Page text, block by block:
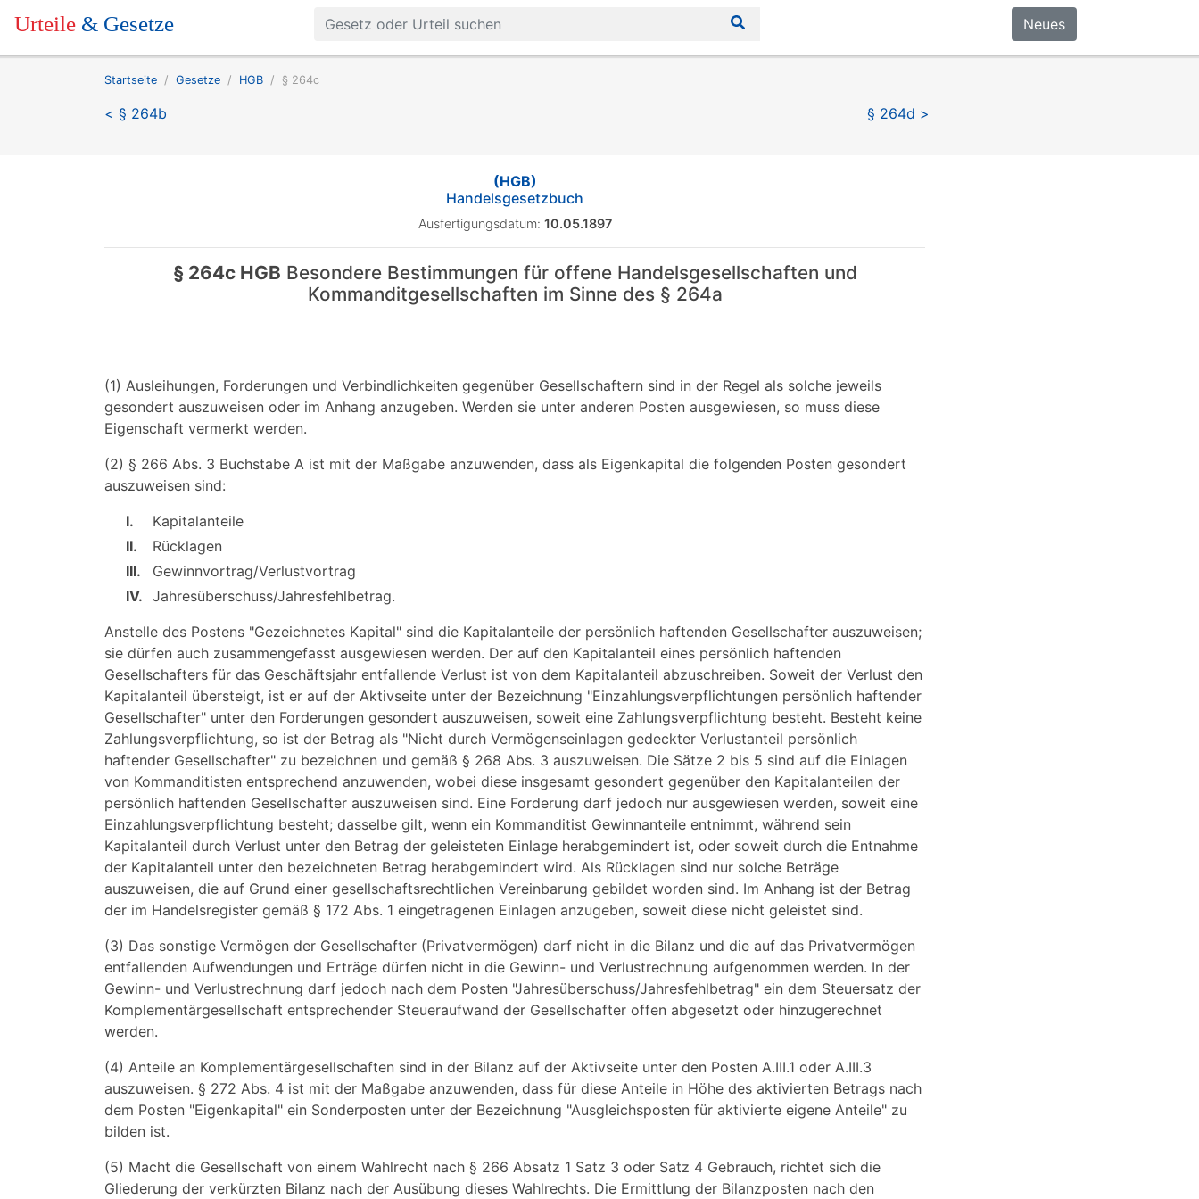
Urteile & Gesetze Neues
Startseite Gesetze HGB § 264c
< § 264b § 264d >
(HGB)
Handelsgesetzbuch
Ausfertigungsdatum: 10.05.1897
§ 264c HGB Besondere Bestimmungen für offene Handelsgesellschaften und
Kommanditgesellschaften im Sinne des § 264a
(1) Ausleihungen, Forderungen und Verbindlichkeiten gegenüber Gesellschaftern sind in der Regel als solche jeweils
gesondert auszuweisen oder im Anhang anzugeben. Werden sie unter anderen Posten ausgewiesen, so muss diese
Eigenschaft vermerkt werden.
(2) § 266 Abs. 3 Buchstabe A ist mit der Maßgabe anzuwenden, dass als Eigenkapital die folgenden Posten gesondert
auszuweisen sind:
I.
Kapitalanteile
II.
Rücklagen
III.
Gewinnvortrag/Verlustvortrag
IV. Jahresüberschuss/Jahresfehlbetrag.
Anstelle des Postens "Gezeichnetes Kapital" sind die Kapitalanteile der persönlich haftenden Gesellschafter auszuweisen;
sie dürfen auch zusammengefasst ausgewiesen werden. Der auf den Kapitalanteil eines persönlich haftenden
Gesellschafters für das Geschäftsjahr entfallende Verlust ist von dem Kapitalanteil abzuschreiben. Soweit der Verlust den
Kapitalanteil übersteigt, ist er auf der Aktivseite unter der Bezeichnung "Einzahlungsverpflichtungen persönlich haftender
Gesellschafter" unter den Forderungen gesondert auszuweisen, soweit eine Zahlungsverpflichtung besteht. Besteht keine
Zahlungsverpflichtung, so ist der Betrag als "Nicht durch Vermögenseinlagen gedeckter Verlustanteil persönlich
haftender Gesellschafter" zu bezeichnen und gemäß § 268 Abs. 3 auszuweisen. Die Sätze 2 bis 5 sind auf die Einlagen
von Kommanditisten entsprechend anzuwenden, wobei diese insgesamt gesondert gegenüber den Kapitalanteilen der
persönlich haftenden Gesellschafter auszuweisen sind. Eine Forderung darf jedoch nur ausgewiesen werden, soweit eine
Einzahlungsverpflichtung besteht; dasselbe gilt, wenn ein Kommanditist Gewinnanteile entnimmt, während sein
Kapitalanteil durch Verlust unter den Betrag der geleisteten Einlage herabgemindert ist, oder soweit durch die Entnahme
der Kapitalanteil unter den bezeichneten Betrag herabgemindert wird. Als Rücklagen sind nur solche Beträge
auszuweisen, die auf Grund einer gesellschaftsrechtlichen Vereinbarung gebildet worden sind. Im Anhang ist der Betrag
der im Handelsregister gemäß § 172 Abs. 1 eingetragenen Einlagen anzugeben, soweit diese nicht geleistet sind.
(3) Das sonstige Vermögen der Gesellschafter (Privatvermögen) darf nicht in die Bilanz und die auf das Privatvermögen
entfallenden Aufwendungen und Erträge dürfen nicht in die Gewinn- und Verlustrechnung aufgenommen werden. In der
Gewinn- und Verlustrechnung darf jedoch nach dem Posten "Jahresüberschuss/Jahresfehlbetrag" ein dem Steuersatz der
Komplementärgesellschaft entsprechender Steueraufwand der Gesellschafter offen abgesetzt oder hinzugerechnet
werden.
(4) Anteile an Komplementärgesellschaften sind in der Bilanz auf der Aktivseite unter den Posten A.III.1 oder A.III.3
auszuweisen. § 272 Abs. 4 ist mit der Maßgabe anzuwenden, dass für diese Anteile in Höhe des aktivierten Betrags nach
dem Posten "Eigenkapital" ein Sonderposten unter der Bezeichnung "Ausgleichsposten für aktivierte eigene Anteile" zu
bilden ist.
(5) Macht die Gesellschaft von einem Wahlrecht nach § 266 Absatz 1 Satz 3 oder Satz 4 Gebrauch, richtet sich die
Gliederung der verkürzten Bilanz nach der Ausübung dieses Wahlrechts. Die Ermittlung der Bilanzposten nach den